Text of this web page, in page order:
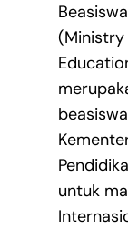
untuk